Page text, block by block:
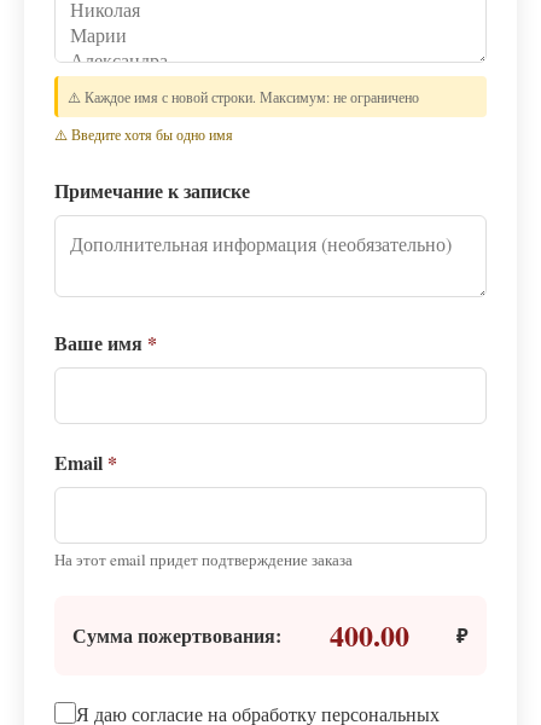
⚠️ Каждое имя с новой строки. Максимум: не ограничено
⚠️ Введите хотя бы одно имя
Примечание к записке
Ваше имя *
Email *
На этот email придет подтверждение заказа
Сумма пожертвования: 400.00 ₽
Я даю согласие на обработку персональных